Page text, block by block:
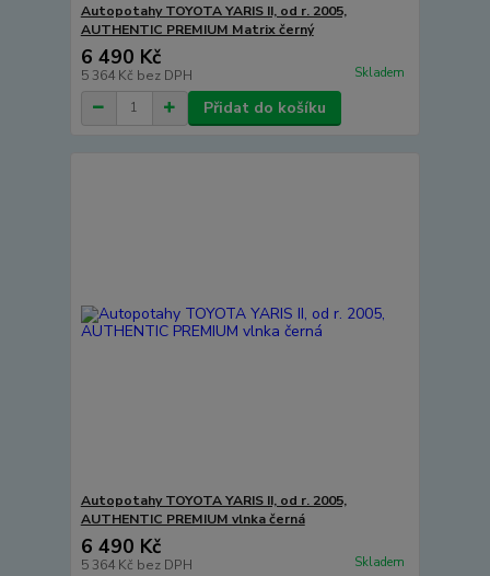
Autopotahy TOYOTA YARIS II, od r. 2005,
AUTHENTIC PREMIUM Matrix černý
6 490 Kč
5 364 Kč bez DPH Skladem
Přidat do košíku
Autopotahy TOYOTA YARIS II, od r. 2005,
AUTHENTIC PREMIUM vlnka černá
6 490 Kč
5 364 Kč bez DPH Skladem